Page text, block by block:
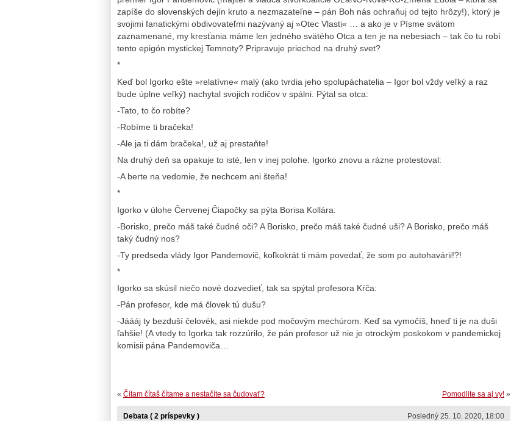
zapíše do slovenských dejín kruto a nezmazateľne – pán Boh nás ochraňuj od tejto hrôzy!), ktorý je
svojimi fanatickými obdivovateľmi nazývaný aj »Otec Vlasti« … a ako je v Písme svätom
zaznamenané, my kresťania máme len jedného svätého Otca a ten je na nebesiach – tak čo tu robí
tento epigón mystickej Temnoty? Pripravuje priechod na druhý svet?
*
Keď bol Igorko ešte »relatívne« malý (ako tvrdia jeho spolupáchatelia – Igor bol vždy veľký a raz
bude úplne veľký) nachytal svojich rodičov v spálni. Pýtal sa otca:
-Tato, to čo robíte?
-Robíme ti bračeka!
-Ale ja ti dám bračeka!, už aj prestaňte!
Na druhý deň sa opakuje to isté, len v inej polohe. Igorko znovu a rázne protestoval:
-A berte na vedomie, že nechcem ani šteňa!
*
Igorko v úlohe Červenej Čiapočky sa pýta Borisa Kollára:
-Borisko, prečo máš také čudné oči? A Borisko, prečo máš také čudné uši? A Borisko, prečo máš
taký čudný nos?
-Ty predseda vlády Igor Pandemovič, koľkokrát ti mám povedať, že som po autohavárii!?!
*
Igorko sa skúsil niečo nové dozvedieť, tak sa spýtal profesora Kŕča:
-Pán profesor, kde má človek tú dušu?
-Jáááj ty bezduší čelovék, asi niekde pod močovým mechúrom. Keď sa vymočíš, hneď ti je na duši
ľahšie! (A vtedy to Igorka tak rozzúrilo, že pán profesor už nie je otrockým poskokom v pandemickej
komisii pána Pandemoviča…
Pomodlite sa aj vy! »
« Čítam čítaš čítame a nestačíte sa čudovať?
Posledný 25. 10. 2020, 18:00
Debata ( 2 príspevky )